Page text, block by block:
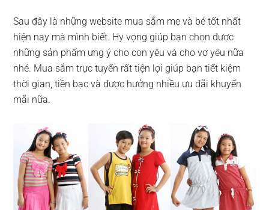
Sau đây là những website mua sắm mẹ và bé tốt nhất
hiện nay mà mình biết. Hy vọng giúp bạn chọn được
những sản phẩm ưng ý cho con yêu và cho vợ yêu nữa
nhé. Mua sắm trực tuyến rất tiện lợi giúp bạn tiết kiệm
thời gian, tiền bạc và được hưởng nhiều ưu đãi khuyến
mãi nữa.